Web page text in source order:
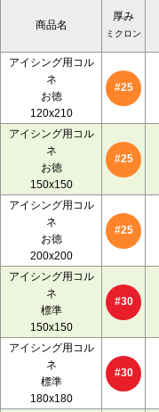
商品名
厚み
ミクロン
アイシング用コル
ネ
お徳
120x210
#25
アイシング用コル
ネ
お徳
150x150
#25
アイシング用コル
ネ
お徳
200x200
#25
アイシング用コル
ネ
標準
150x150
#30
アイシング用コル
ネ
標準
180x180
#30